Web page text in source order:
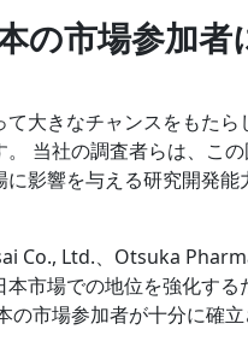
の市場参加
大きなチャンスをもた
当社の調査者らは、こ
影響を与える研究開発
Co., Ltd.、Otsuka
市場での地位を強化す
市場参加者が十分に確立